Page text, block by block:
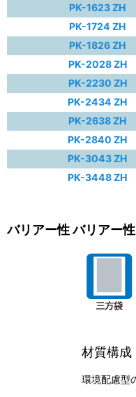
PK-1623 ZH
PK-1724 ZH
PK-1826 ZH
PK-2028 ZH
PK-2230 ZH
PK-2434 ZH
PK-2638 ZH
PK-2840 ZH
PK-3043 ZH
PK-3448 ZH
バリアー性 バリアー
材質構成
環境配慮型